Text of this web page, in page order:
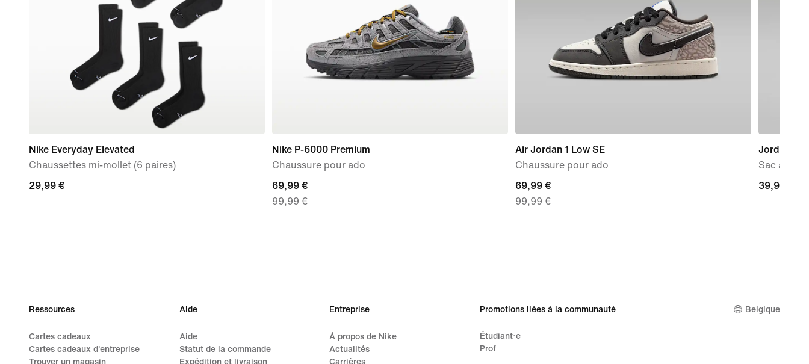
Nike Everyday Elevated
Chaussettes mi-mollet (6 paires)
29,99 €
29,99 €
Nike P-6000 Premium
Chaussure pour ado
current
price
99,99 €
69,99 €
99,99 €
Air Jordan 1 Low SE
Chaussure pour ado
current
price
99,99 €
69,99 €
99,99 €
Jordan
Sac à dos
39,99 €
39,99 €
Ressources
Cartes cadeaux
Cartes cadeaux d'entreprise
Trouver un magasin
Aide
Aide
Statut de la commande
Expédition et livraison
Entreprise
À propos de Nike
Actualités
Carrières
Promotions liées à la communauté
Étudiant·e
Prof
Belgique